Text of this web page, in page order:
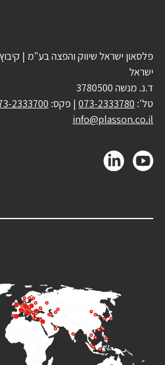
פלסאון ישראל שיווק והפצה בע"מ |
ישראל
ד.נ. מנשה 3780500
טל': 073-2333780 | פקס: 2333700
info@plasson.co.il